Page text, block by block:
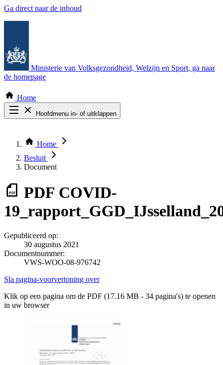
Ga direct naar de inhoud
Ministerie van Volksgezondheid, Welzijn en Sport, ga naar
de homepage
Home
Hoofdmenu in- of uitklappen
Thema COVID-19
Bekijk per bestuursorgaan
Home
Besluit
Document
PDF COVID-
Gepubliceerd op:
30 augustus 2021
Documentnummer:
VWS-WOO-08-976742
Sla pagina-voorvertoning over
Klik op een pagina om de PDF (17.16 MB - 34 pagina's) te openen
in uw browser